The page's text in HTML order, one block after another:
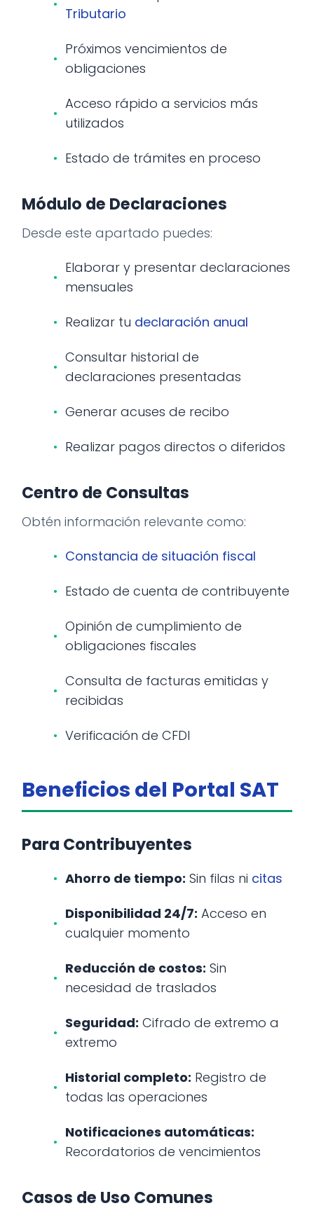
Tributario
Próximos vencimientos de
obligaciones
Acceso rápido a servicios más
utilizados
Estado de trámites en proceso
Módulo de Declaraciones
Desde este apartado puedes:
Elaborar y presentar declaraciones
mensuales
Realizar tu declaración anual
Consultar historial de
declaraciones presentadas
Generar acuses de recibo
Realizar pagos directos o diferidos
Centro de Consultas
Obtén información relevante como:
Constancia de situación fiscal
Estado de cuenta de contribuyente
Opinión de cumplimiento de
obligaciones fiscales
Consulta de facturas emitidas y
recibidas
Verificación de CFDI
Beneficios del Portal SAT
Para Contribuyentes
Ahorro de tiempo: Sin filas ni citas
Disponibilidad 24/7: Acceso en
cualquier momento
Reducción de costos: Sin
necesidad de traslados
Seguridad: Cifrado de extremo a
extremo
Historial completo: Registro de
todas las operaciones
Notificaciones automáticas:
Recordatorios de vencimientos
Casos de Uso Comunes